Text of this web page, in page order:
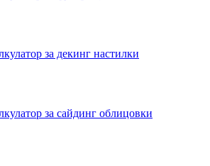
за декинг настилки
за сайдинг облицовки